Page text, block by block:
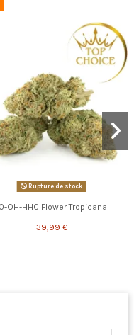
Rupture de stock
OH-HHC Flower Tropicana
39,99 €